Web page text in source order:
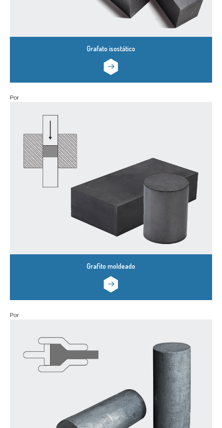
Grafato isostático
Por
Grafito moldeado
Por